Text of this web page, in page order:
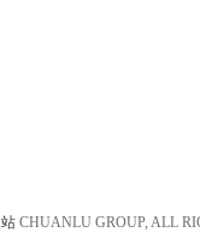
CHUANLU GROUP, ALL